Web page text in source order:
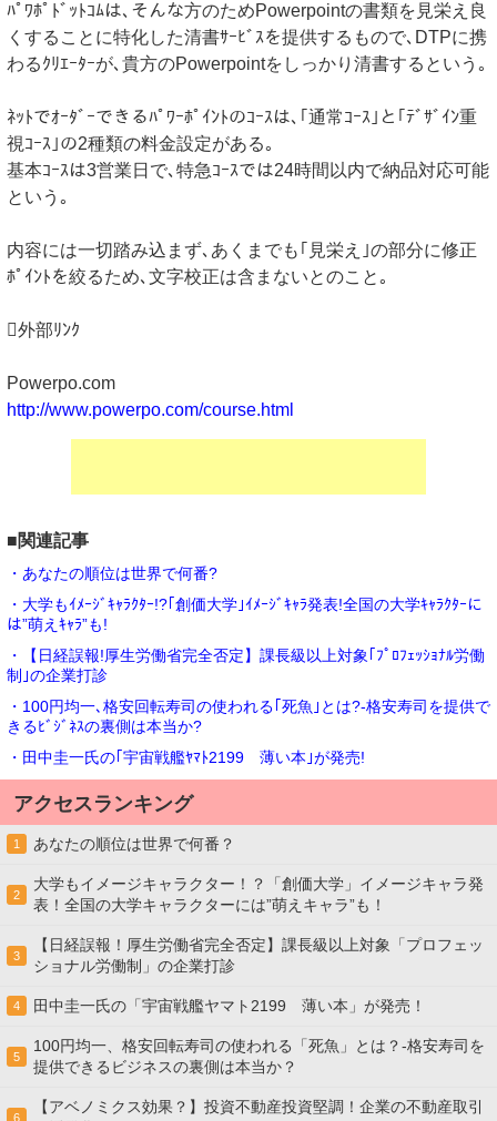
ﾊﾟﾜﾎﾟﾄﾞｯﾄｺﾑは､そんな方のためPowerpointの書類を見栄え良
くすることに特化した清書ｻｰﾋﾞｽを提供するもので､DTPに携
わるｸﾘｴｰﾀｰが､貴方のPowerpointをしっかり清書するという｡
ﾈｯﾄでｵｰﾀﾞｰできるﾊﾟﾜｰﾎﾟｲﾝﾄのｺｰｽは､｢通常ｺｰｽ｣と｢ﾃﾞｻﾞｲﾝ重
視ｺｰｽ｣の2種類の料金設定がある｡
基本ｺｰｽは3営業日で､特急ｺｰｽでは24時間以内で納品対応可能
という｡
内容には一切踏み込まず､あくまでも｢見栄え｣の部分に修正
ﾎﾟｲﾝﾄを絞るため､文字校正は含まないとのこと｡
外部ﾘﾝｸ
Powerpo.com
http://www.powerpo.com/course.html
■関連記事
・あなたの順位は世界で何番?
・大学もｲﾒｰｼﾞｷｬﾗｸﾀｰ!?｢創価大学｣ｲﾒｰｼﾞｷｬﾗ発表!全国の大学ｷｬﾗｸﾀｰに
は”萌えｷｬﾗ”も!
・【日経誤報!厚生労働省完全否定】課長級以上対象｢ﾌﾟﾛﾌｪｯｼｮﾅﾙ労働
制｣の企業打診
・100円均一､格安回転寿司の使われる｢死魚｣とは?-格安寿司を提供で
きるﾋﾞｼﾞﾈｽの裏側は本当か?
・田中圭一氏の｢宇宙戦艦ﾔﾏﾄ2199 薄い本｣が発売!
アクセスランキング
1 あなたの順位は世界で何番？
2
大学もイメージキャラクター！？「創価大学」イメージキャラ発
表！全国の大学キャラクターには”萌えキャラ”も！
3
【日経誤報！厚生労働省完全否定】課長級以上対象「プロフェッ
ショナル労働制」の企業打診
4 田中圭一氏の「宇宙戦艦ヤマト2199 薄い本」が発売！
5
100円均一、格安回転寿司の使われる「死魚」とは？-格安寿司を
提供できるビジネスの裏側は本当か？
6
【アベノミクス効果？】投資不動産投資堅調！企業の不動産取引